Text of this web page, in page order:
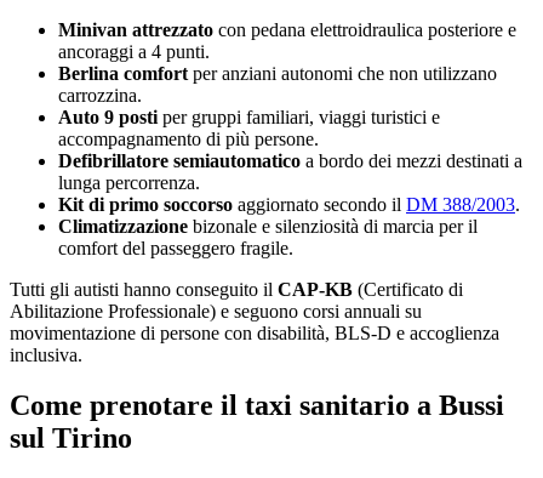
Minivan attrezzato con pedana elettroidraulica posteriore e
ancoraggi a 4 punti.
Berlina comfort per anziani autonomi che non utilizzano
carrozzina.
Auto 9 posti per gruppi familiari, viaggi turistici e
accompagnamento di più persone.
Defibrillatore semiautomatico a bordo dei mezzi destinati a
lunga percorrenza.
Kit di primo soccorso aggiornato secondo il DM 388/2003.
Climatizzazione bizonale e silenziosità di marcia per il
comfort del passeggero fragile.
Tutti gli autisti hanno conseguito il CAP-KB (Certificato di
Abilitazione Professionale) e seguono corsi annuali su
movimentazione di persone con disabilità, BLS-D e accoglienza
inclusiva.
Come prenotare il taxi sanitario a Bussi
sul Tirino